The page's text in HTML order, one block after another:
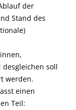
der
Stand des
soll
werden.
einen
Teil: